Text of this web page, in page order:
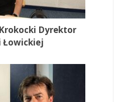
Dyrektor
Łowickiej